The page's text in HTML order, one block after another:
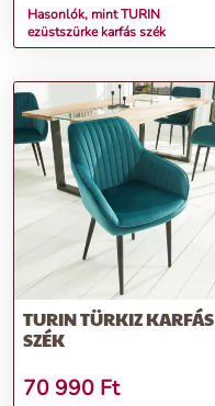
Hasonlók, mint TURIN
ezüstszürke karfás szék
TURIN TÜRKIZ KARFÁS
SZÉK
70 990 Ft